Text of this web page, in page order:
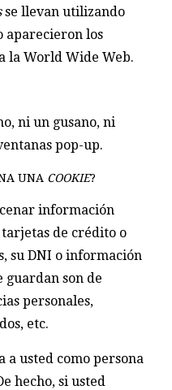
se llevan utilizando
aparecieron los
la World Wide Web.
ni un gusano, ni
pop-up.
UNA COOKIE?
información
de crédito o
su DNI o información
guardan son de
personales,
etc.
a usted como persona
hecho, si usted